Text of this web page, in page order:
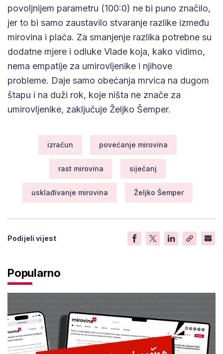
povoljnijem parametru (100:0) ne bi puno značilo,
jer to bi samo zaustavilo stvaranje razlike između
mirovina i plaća. Za smanjenje razlika potrebne su
dodatne mjere i odluke Vlade koja, kako vidimo,
nema empatije za umirovljenike i njihove
probleme. Daje samo obećanja mrvica na dugom
štapu i na duži rok, koje ništa ne znače za
umirovljenike, zaključuje Željko Šemper.
izračun povećanje mirovina
rast mirovina siječanj
usklađivanje mirovina Željko Šemper
Podijeli vijest
Popularno